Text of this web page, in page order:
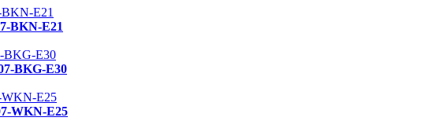
BKN-E21
BKG-E30
WKN-E25